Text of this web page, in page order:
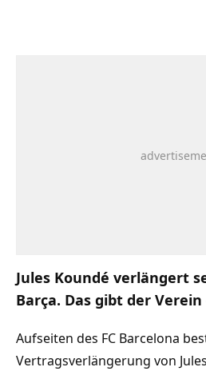
Jules Koundé verlängert
Barça. Das gibt der
Aufseiten des FC Barcelona
Vertragsverlängerung von